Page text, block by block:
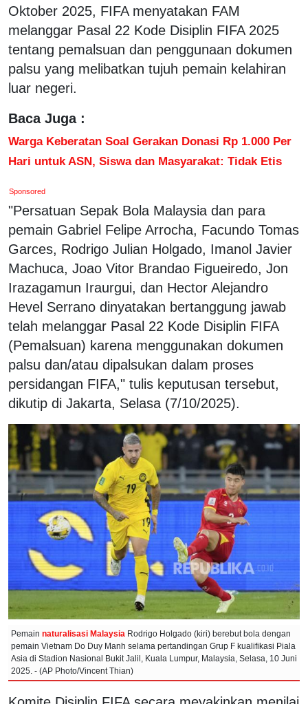
Oktober 2025, FIFA menyatakan FAM
melanggar Pasal 22 Kode Disiplin FIFA 2025
tentang pemalsuan dan penggunaan dokumen
palsu yang melibatkan tujuh pemain kelahiran
luar negeri.
Baca Juga :
Warga Keberatan Soal Gerakan Donasi Rp 1.000 Per
Hari untuk ASN, Siswa dan Masyarakat: Tidak Etis
Sponsored
"Persatuan Sepak Bola Malaysia dan para
pemain Gabriel Felipe Arrocha, Facundo Tomas
Garces, Rodrigo Julian Holgado, Imanol Javier
Machuca, Joao Vitor Brandao Figueiredo, Jon
Irazagamun Iraurgui, dan Hector Alejandro
Hevel Serrano dinyatakan bertanggung jawab
telah melanggar Pasal 22 Kode Disiplin FIFA
(Pemalsuan) karena menggunakan dokumen
palsu dan/atau dipalsukan dalam proses
persidangan FIFA," tulis keputusan tersebut,
dikutip di Jakarta, Selasa (7/10/2025).
Pemain naturalisasi Malaysia Rodrigo Holgado (kiri) berebut bola dengan
pemain Vietnam Do Duy Manh selama pertandingan Grup F kualifikasi Piala
Asia di Stadion Nasional Bukit Jalil, Kuala Lumpur, Malaysia, Selasa, 10 Juni
2025. - (AP Photo/Vincent Thian)